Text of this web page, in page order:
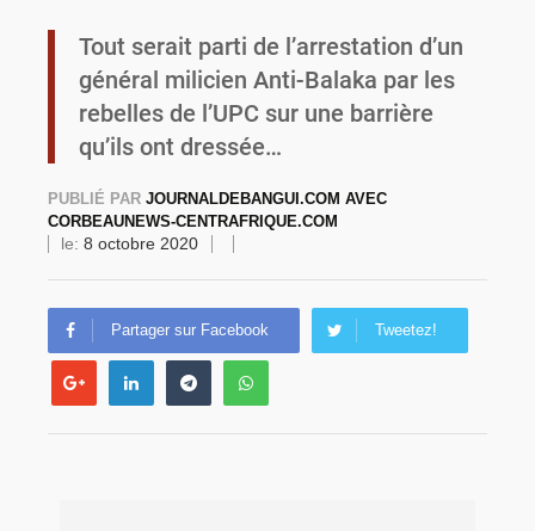
Burkina Faso : une usine de farine de blé à 3,1 milliards FCFA en construction pour renforcer la production locale
Tout serait parti de l’arrestation d’un
général milicien Anti-Balaka par les
rebelles de l’UPC sur une barrière
qu’ils ont dressée…
PUBLIÉ PAR JOURNALDEBANGUI.COM AVEC
CORBEAUNEWS-CENTRAFRIQUE.COM
le: 8 octobre 2020
Partager sur Facebook Tweetez!